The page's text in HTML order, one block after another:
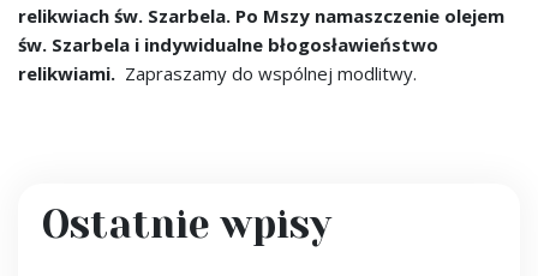
relikwiach św. Szarbela. Po Mszy namaszczenie olejem
św. Szarbela i indywidualne błogosławieństwo
relikwiami. Zapraszamy do wspólnej modlitwy.
Ostatnie wpisy